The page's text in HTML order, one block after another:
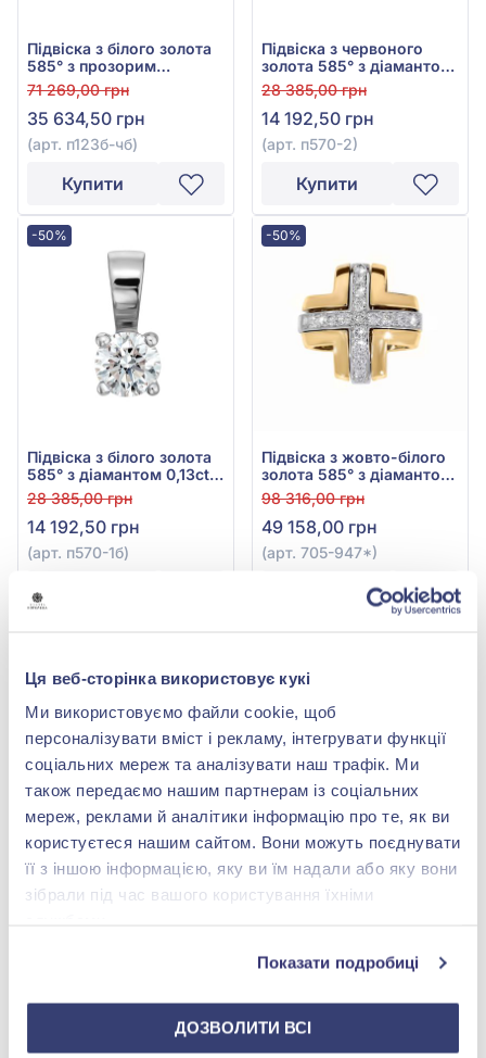
Ця веб-сторінка використовує кукі
Ми використовуємо файли cookie, щоб
персоналізувати вміст і рекламу, інтегрувати функції
соціальних мереж та аналізувати наш трафік. Ми
також передаємо нашим партнерам із соціальних
мереж, реклами й аналітики інформацію про те, як ви
користуєтеся нашим сайтом. Вони можуть поєднувати
її з іншою інформацією, яку ви їм надали або яку вони
зібрали під час вашого користування їхніми
Показати подробиці
ДОЗВОЛИТИ ВСІ
Підвіска з білого золота
585° з прозорим
діамантом 0,096ct та
чорним діамантом
0,239ct, арт. п123б-чб
71 269,00 грн
35 634,50 грн
(арт. п123б-чб)
Купити
Підвіска з червоного
золота 585° з діамантом
0,13ct, арт. п570-2
28 385,00 грн
14 192,50 грн
(арт. п570-2)
Купити
-50%
Підвіска з білого золота
585° з діамантом 0,13ct,
арт. п570-1б
28 385,00 грн
14 192,50 грн
(арт. п570-1б)
-50%
Підвіска з жовто-білого
золота 585° з діамантом
0,17ct, арт. 705-947*
98 316,00 грн
49 158,00 грн
(арт. 705-947*)
Підвіска з Зеленим
Смарагдом 0,63ct та
Діамантами 0,31ct із
189 316,00 грн
Купити
Підвіска з білого золота
585° з діамантом 0,17ct,
арт. 705-947
(арт. 705-947^)
Купити
-50% -50%